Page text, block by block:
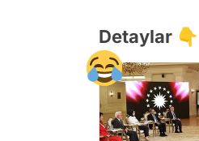
Detaylar 👇